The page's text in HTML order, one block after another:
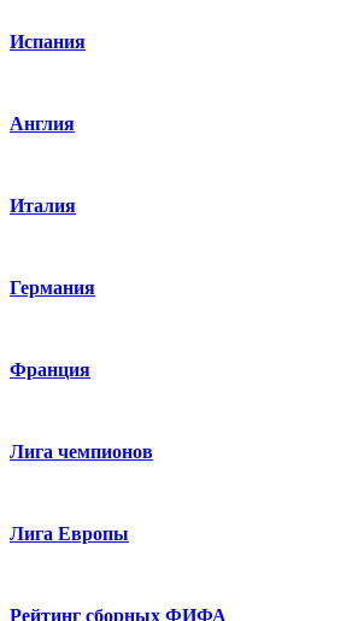
Испания
Англия
Италия
Германия
Франция
Лига чемпионов
Лига Европы
Рейтинг сборных ФИФА